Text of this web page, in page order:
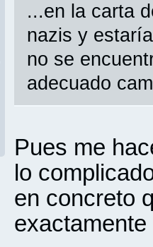
...en la carta
nazis y
no se
adecuado
Pues me
lo
en concreto
exactamente